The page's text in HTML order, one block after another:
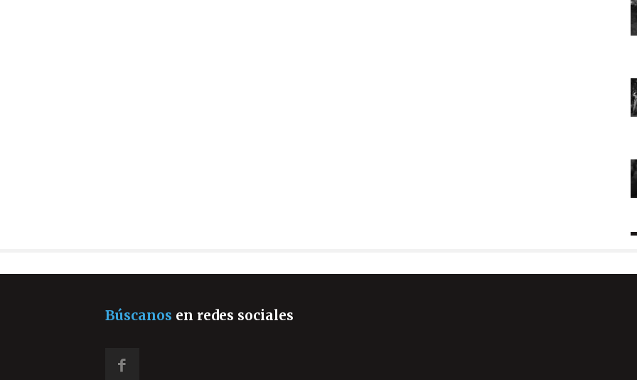
Búscanos en redes sociales